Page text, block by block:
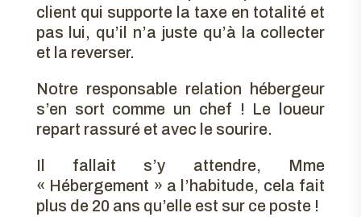
client qui supporte la taxe en totalité et
pas lui, qu’il n’a juste qu’à la collecter
et la reverser.
Notre responsable relation hébergeur
s’en sort comme un chef ! Le loueur
repart rassuré et avec le sourire.
Il fallait s’y attendre, Mme
« Hébergement » a l’habitude, cela fait
plus de 20 ans qu’elle est sur ce poste !